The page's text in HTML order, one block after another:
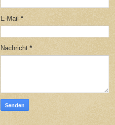
E-Mail *
Nachricht *